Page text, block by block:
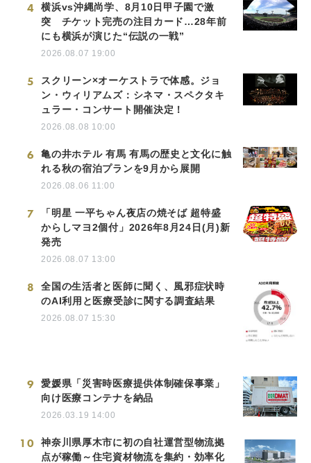
4
横浜vs沖縄尚学、8月10日甲子園で激
突 チケット完売の注目カード…28年前
にも横浜が演じた“伝説の一戦”
2026.08.07 19:00
5
スクリーン×オーケストラで体感。ジョ
ン・ウィリアムズ：シネマ・スペクタキ
ュラー・コンサート開催決定！
2026.08.08 10:00
6
亀の井ホテル 有馬 有馬の歴史と文化に触
れる秋の宿泊プランを9月から展開
2026.08.06 11:00
7
「明星 一平ちゃん夜店の焼そば 超特盛
からしマヨ2個付」2026年8月24日(月)新
発売
2026.08.07 13:00
8
全国の生活者と医師に聞く、風邪症状時
のAI利用と医療受診に関する調査結果
2026.08.07 15:30
9
愛媛県「災害時医療提供体制確保事業」
向け医療コンテナを納品
2026.03.19 14:00
10
神奈川県厚木市に初の自社運営型物流拠
点が稼働～住宅資材物流を集約・効率化